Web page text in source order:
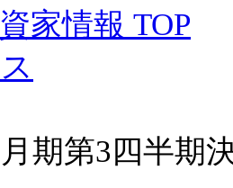
家情報 TOP
期第3四半期